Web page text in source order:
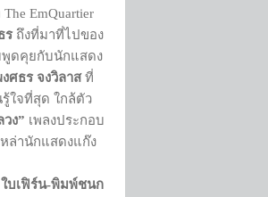
EmQuartier
รถึงที่มาที่ไปของ
พูดคุยกับนักแสดง
ศธร จงวิลาสที่
ใจที่สุด ใกล้ตัว
ง” เพลงประกอบ
ล่านักแสดงแก๊ง
ใบเฟิร์น-พิมพ์ชนก